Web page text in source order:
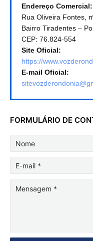
Endereço Comercial:
Rua Oliveira Fontes,
Bairro Tiradentes –
CEP: 76.824-554
Site Oficial:
https://
E-mail Oficial:
FORMULÁRIO DE